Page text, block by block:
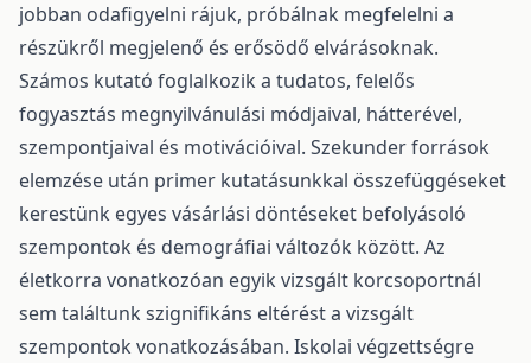
jobban odafigyelni rájuk, próbálnak megfelelni a
részükről megjelenő és erősödő elvárásoknak.
Számos kutató foglalkozik a tudatos, felelős
fogyasztás megnyilvánulási módjaival, hátterével,
szempontjaival és motivációival. Szekunder források
elemzése után primer kutatásunkkal összefüggéseket
kerestünk egyes vásárlási döntéseket befolyásoló
szempontok és demográfiai változók között. Az
életkorra vonatkozóan egyik vizsgált korcsoportnál
sem találtunk szignifikáns eltérést a vizsgált
szempontok vonatkozásában. Iskolai végzettségre